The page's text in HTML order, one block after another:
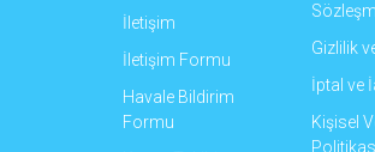
İletişim
İletişim Formu
Havale Bildirim
Formu
Gizlilik
İptal ve
Kişisel